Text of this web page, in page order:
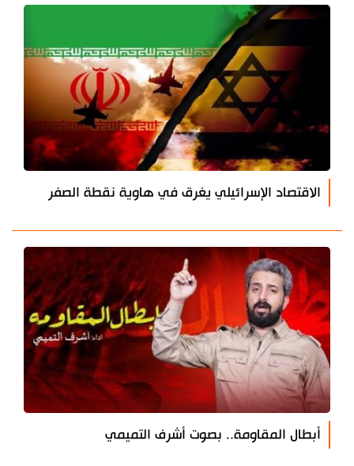
الاقتصاد الإسرائيلي يغرق في هاوية نقطة الصفر
أبطال المقاومة.. بصوت أشرف التميمي